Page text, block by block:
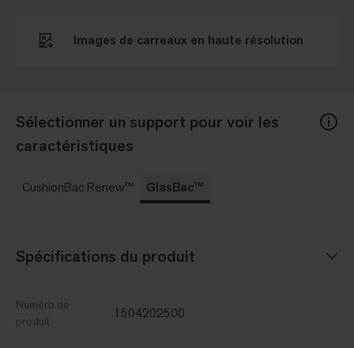
Sélectionner un support pour voir les
caractéristiques
CushionBac Renew™ GlasBac™
Spécifications du produit
Numéro de
produit
1504202500
Images de carreaux en haute résolution